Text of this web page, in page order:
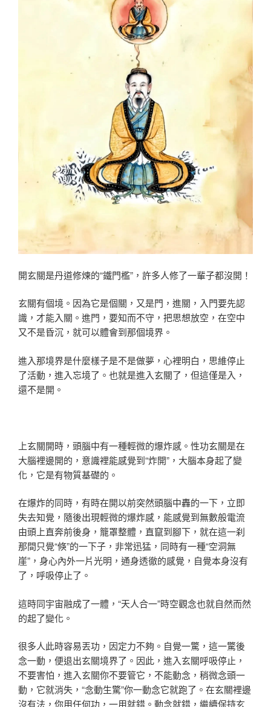
開玄關是丹道修煉的“鐵門檻”，許多人修了一輩子都沒開！
玄關有個境。因為它是個關，又是門，進關，入門要先認
識，才能入關。進門，要知而不守，把思想放空，在空中
又不是昏沉，就可以體會到那個境界。
進入那境界是什麼樣子是不是做夢，心裡明白，思維停止
了活動，進入忘境了。也就是進入玄關了，但這僅是入，
還不是開。
上玄關開時，頭腦中有一種輕微的爆炸感。性功玄關是在
大腦裡邊開的，意識裡能感覺到“炸開”，大腦本身起了變
化，它是有物質基礎的。
在爆炸的同時，有時在開以前突然頭腦中轟的一下，立即
失去知覺，隨後出現輕微的爆炸感，能感覺到無數般電流
由頭上直奔前後身，籠罩整體，直竄到腳下，就在這一刹
那間只覺“倏”的一下子，非常迅猛，同時有一種“空洞無
崖”，身心內外一片光明，通身透徹的感覺，自覺本身沒有
了，呼吸停止了。
這時同宇宙融成了一體，“天人合一”時空觀念也就自然而然
的起了變化。
很多人此時容易丟功，因定力不夠。自覺一驚，這一驚後
念一動，便退出玄關境界了。因此，進入玄關呼吸停止，
不要害怕，進入玄關你不要管它，不能動念，稍微念頭一
動，它就消失，“念動生驚”你一動念它就跑了。在玄關裡邊
沒有法，你用任何功，一用就錯。動念就錯，繼續保持玄